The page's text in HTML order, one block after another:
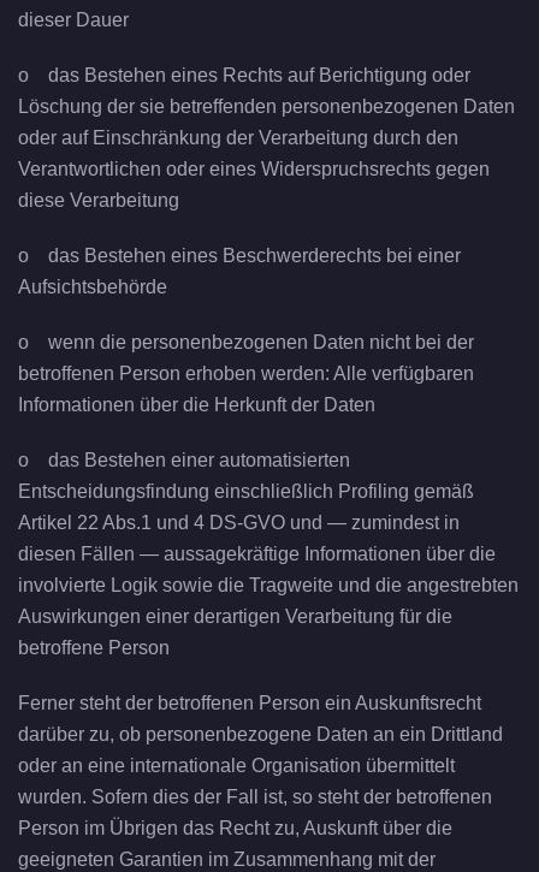
dieser Dauer
o das Bestehen eines Rechts auf Berichtigung oder
Löschung der sie betreffenden personenbezogenen Daten
oder auf Einschränkung der Verarbeitung durch den
Verantwortlichen oder eines Widerspruchsrechts gegen
diese Verarbeitung
o das Bestehen eines Beschwerderechts bei einer
Aufsichtsbehörde
o wenn die personenbezogenen Daten nicht bei der
betroffenen Person erhoben werden: Alle verfügbaren
Informationen über die Herkunft der Daten
o das Bestehen einer automatisierten
Entscheidungsfindung einschließlich Profiling gemäß
Artikel 22 Abs.1 und 4 DS-GVO und — zumindest in
diesen Fällen — aussagekräftige Informationen über die
involvierte Logik sowie die Tragweite und die angestrebten
Auswirkungen einer derartigen Verarbeitung für die
betroffene Person
Ferner steht der betroffenen Person ein Auskunftsrecht
darüber zu, ob personenbezogene Daten an ein Drittland
oder an eine internationale Organisation übermittelt
wurden. Sofern dies der Fall ist, so steht der betroffenen
Person im Übrigen das Recht zu, Auskunft über die
geeigneten Garantien im Zusammenhang mit der